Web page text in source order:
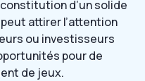
d’un solide
attirer l’attention
ou investisseurs
pour de
de jeux.